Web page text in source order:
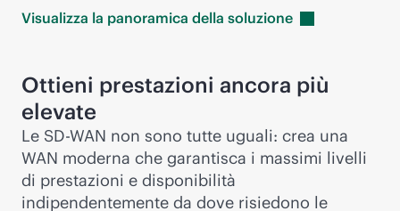
Visualizza la panoramica della soluzione
Ottieni prestazioni ancora più
elevate
Le SD-WAN non sono tutte uguali: crea una
WAN moderna che garantisca i massimi livelli
di prestazioni e disponibilità
indipendentemente da dove risiedono le